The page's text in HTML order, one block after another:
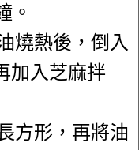
。
燒熱後，倒入
加入芝麻拌
方形，再將油